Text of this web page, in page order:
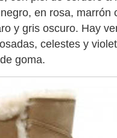
en rosa, marrón
y gris oscuro. Hay
celestes y
goma.